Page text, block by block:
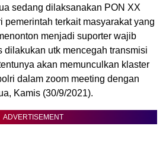
sedang dilaksanakan PON XX
pemerintah terkait masyarakat yang
menjadi suporter wajib
dilakukan utk mencegah transmisi
akan memunculkan klaster
dalam zoom meeting dengan
Kamis (30/9/2021).
ADVERTISEMENT